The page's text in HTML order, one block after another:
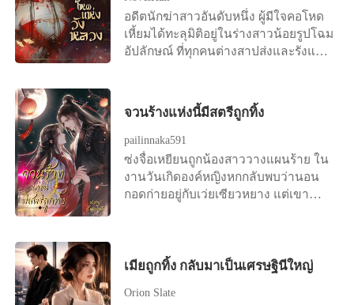
หลินตงหยาง อายุ 10 ขวบ เรื่องราวชีวิต
ตั้งแต่เกิดจนตายไปของเด็กชาย ทำเอา
หลินตงหยางกำมือแน่น ก่อนจะสบถออก
มา “พ่อสารเลว เฉินซื่อเหม่ยชัดๆ” และ
เพราะถูกผู้ที่ได้ขึ้นชื่อว่าเป็นย่าแย่งผักป่า
พวกเขาสามแม่ลูกแล้ว แต่ยังมิวาย
ข่มเหงรังแก
หลบอยู่ด้านหลังผู้เป็นอาจารย์ "จี้คงมี
อะไร" "นะนางลืมตาขอรับท่านอาจารย์"
เด็กน้อยชี้นิ้วสั่น ๆ ไปที่ศพบนพื้น "ว่า
ขยับไปมา ก่อนจะปรือลืมขึ้นอย่าง
ลำบากยากเย็น "นี่มัน...เป็นไปไม่ได้" รีบ
คว้าข้อมือของเด็กน้อยมาจับชีพจรดู
ดวงตาของนักพรตเฒ่ามืดมนลงในทันที
แตะนิ้วทำนายชะตา นี่มันคือการสลับ
ร่างเปลี่ยนวิญญาณ ดึงตัวลูกศิษย์ถอย
หลังไปสามก้าว "ผีร้ายตนไหนกล้ามา
ได้ว่าเธอกำลังขับรถกลับบ้าน ใช่แล้ว
เกิดอุบัติเหตุขึ้น มีรถบรรทุกเสียหลัก พุ่ง
มาชนรถของเธอ จากนั้นทุกอย่างก็ดับวูบ
บางประการ จึงทำให้เธอได้กลับไปเกิด
ใหม่ในรัชสมัยของราชวงศ์หมิง ในร่าง
ของหญิงสาววัย 19 ปีนามว่า "เฟิ่งต้า
เกาหรงซาน" พระชายาที่เขาเขียน
ที่แต่งงาน แต่เพราะความรักและหน้าที่
ของสตรีชาวฮั่น นางจึงทนอยู่อย่างปวด
ร้าวในตำหนักของเขาตลอด 2 ปีก่อนจะ
ตรอมใจตาย
อดีตนักฆ่าสาวอันดับหนึ่ง ผู้มีใจคอโหด
เหี้ยมได้ทะลุมิติอยู่ในร่างสาวน้อยรูปโฉม
อัปลักษณ์ ที่ทุกคนต่างสาปส่งและรังแก
จวนร้างแห่งนี้มีสตรีถูกทิ้ง
pailinnaka591
ซ่งจื่อเหยียนถูกน้องสาววางแผนร้าย ใน
งานวันเกิดองค์หญิงหกกลับพบว่านอน
กอดก่ายอยู่กับเว่ยเซียวหยาง แต่เขา
สวมบทคุณแม่เลย ซ่งจื่อเหยียนเจ้าของ
ทำไมต้องมาเบ่งแทนวะ ให้ไปแม่น้ำ
เมียถูกทิ้ง กลับมาเป็นเศรษฐินีใหญ่
Orion Slate